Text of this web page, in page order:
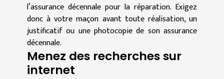
l’assurance décennale pour la réparation. Exigez
donc à votre maçon avant toute réalisation, un
justificatif ou une photocopie de son assurance
décennale.
Menez des recherches sur
internet